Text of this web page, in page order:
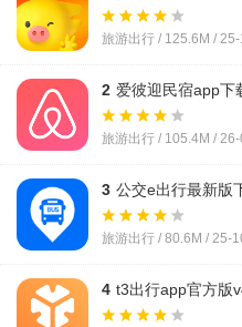
旅游出行 / 125.6M /
2 爱彼迎民宿app下
旅游出行 / 105.4M /
3 公交e出行最新版
旅游出行 / 80.6M / 25-
4 t3出行app官方版